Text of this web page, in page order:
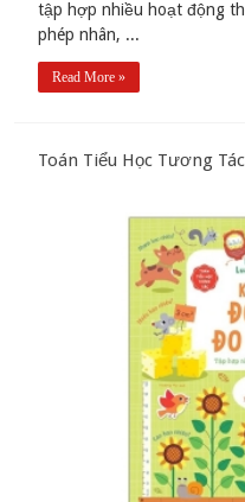
tập hợp nhiều hoạt động
phép nhân, ...
Read More »
Toán Tiểu Học Tương